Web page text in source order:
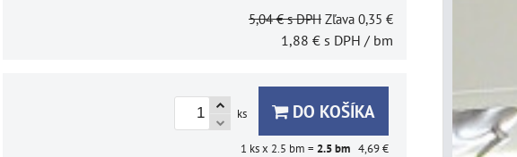
5,04 € s DPH Zľava 0,35 €
1,88 € s DPH / bm
ks DO KOŠÍKA
1 ks x 2.5 bm = 2.5bm 4,69 €